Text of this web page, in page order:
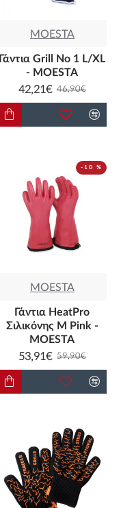
MOESTA
Γάντια Grill No 1 L/XL
- MOESTA
42,21€ 46,90€
-10 %
MOESTA
Γάντια HeatPro
Σιλικόνης M Pink -
MOESTA
53,91€ 59,90€